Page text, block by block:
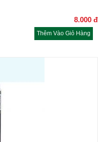
8.000 đ
Thêm Vào Giỏ Hàng